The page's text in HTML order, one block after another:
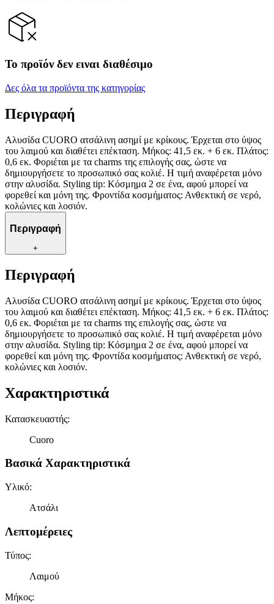
Το προϊόν δεν ειναι διαθέσιμο
Δες όλα τα προϊόντα της κατηγορίας
Περιγραφή
Αλυσίδα CUORO ατσάλινη ασημί με κρίκους. Έρχεται στο ύψος
του λαιμού και διαθέτει επέκταση. Μήκος: 41,5 εκ. + 6 εκ. Πλάτος:
0,6 εκ. Φοριέται με τα charms της επιλογής σας, ώστε να
δημιουργήσετε το προσωπικό σας κολιέ. Η τιμή αναφέρεται μόνο
στην αλυσίδα. Styling tip: Κόσμημα 2 σε ένα, αφού μπορεί να
φορεθεί και μόνη της. Φροντίδα κοσμήματος: Ανθεκτική σε νερό,
κολώνιες και λοσιόν.
Περιγραφή
+
Περιγραφή
Αλυσίδα CUORO ατσάλινη ασημί με κρίκους. Έρχεται στο ύψος
του λαιμού και διαθέτει επέκταση. Μήκος: 41,5 εκ. + 6 εκ. Πλάτος:
0,6 εκ. Φοριέται με τα charms της επιλογής σας, ώστε να
δημιουργήσετε το προσωπικό σας κολιέ. Η τιμή αναφέρεται μόνο
στην αλυσίδα. Styling tip: Κόσμημα 2 σε ένα, αφού μπορεί να
φορεθεί και μόνη της. Φροντίδα κοσμήματος: Ανθεκτική σε νερό,
κολώνιες και λοσιόν.
Χαρακτηριστικά
Κατασκευαστής:
Cuoro
Βασικά Χαρακτηριστικά
Υλικό:
Ατσάλι
Λεπτομέρειες
Τύπος:
Λαιμού
Μήκος: